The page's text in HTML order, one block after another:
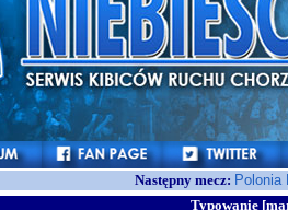
Następny mecz:
Typowanie